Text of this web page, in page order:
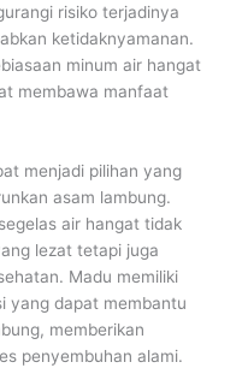
risiko terjadinya
ketidaknyamanan.
minum air hangat
membawa manfaat
menjadi pilihan yang
asam lambung.
air hangat tidak
lezat tetapi juga
Madu memiliki
yang dapat membantu
memberikan
penyembuhan alami.